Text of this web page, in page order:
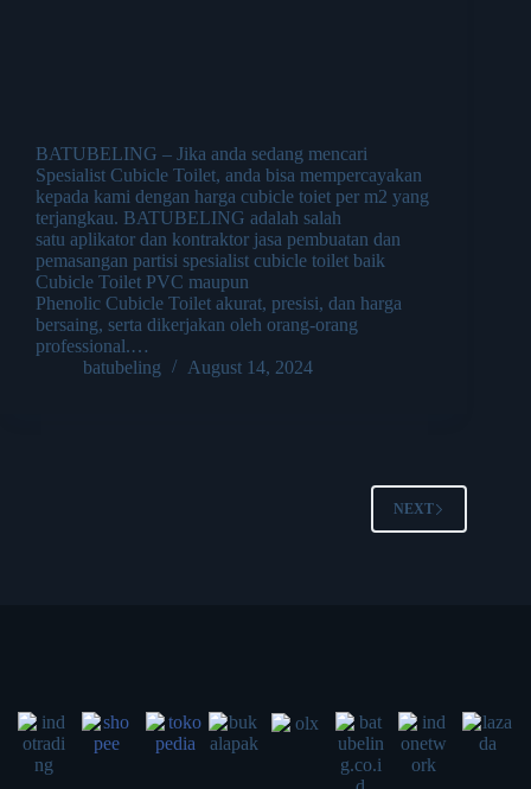
BATUBELING – Jika anda sedang mencari
Spesialist Cubicle Toilet, anda bisa mempercayakan
kepada kami dengan harga cubicle toiet per m2 yang
terjangkau. BATUBELING adalah salah
satu aplikator dan kontraktor jasa pembuatan dan
pemasangan partisi spesialist cubicle toilet baik
Cubicle Toilet PVC maupun
Phenolic Cubicle Toilet akurat, presisi, dan harga
bersaing, serta dikerjakan oleh orang-orang
professional.…
batubeling
August 14, 2024
NEXT